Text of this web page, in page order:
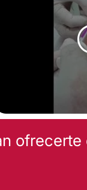
MENTOPLASTIA
ofrecerte